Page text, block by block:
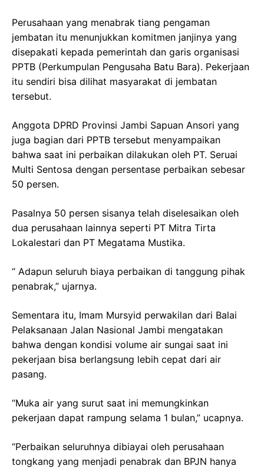
Perusahaan yang menabrak tiang pengaman
jembatan itu menunjukkan komitmen janjinya yang
disepakati kepada pemerintah dan garis organisasi
PPTB (Perkumpulan Pengusaha Batu Bara). Pekerjaan
itu sendiri bisa dilihat masyarakat di jembatan
tersebut.
Anggota DPRD Provinsi Jambi Sapuan Ansori yang
juga bagian dari PPTB tersebut menyampaikan
bahwa saat ini perbaikan dilakukan oleh PT. Seruai
Multi Sentosa dengan persentase perbaikan sebesar
50 persen.
Pasalnya 50 persen sisanya telah diselesaikan oleh
dua perusahaan lainnya seperti PT Mitra Tirta
Lokalestari dan PT Megatama Mustika.
“ Adapun seluruh biaya perbaikan di tanggung pihak
penabrak,” ujarnya.
Sementara itu, Imam Mursyid perwakilan dari Balai
Pelaksanaan Jalan Nasional Jambi mengatakan
bahwa dengan kondisi volume air sungai saat ini
pekerjaan bisa berlangsung lebih cepat dari air
pasang.
“Muka air yang surut saat ini memungkinkan
pekerjaan dapat rampung selama 1 bulan,” ucapnya.
“Perbaikan seluruhnya dibiayai oleh perusahaan
tongkang yang menjadi penabrak dan BPJN hanya